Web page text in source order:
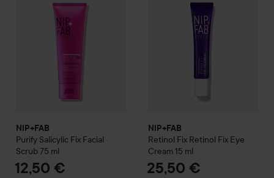
NIP+FAB
Purify Salicylic Fix Facial
Scrub75 ml
12,50 €
NIP+FAB
Retinol Fix Retinol Fix Eye
Cream 15 ml
25,50 €